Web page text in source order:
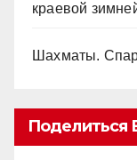
краевой
Шахматы.
Поделиться